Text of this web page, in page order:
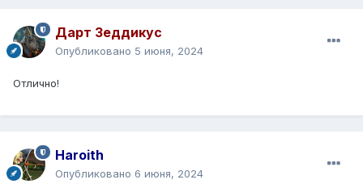
Дарт Зеддикус
Опубликовано 5 июня, 2024
Отлично!
Haroith
Опубликовано 6 июня, 2024